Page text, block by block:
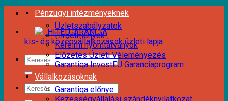
HITELGARANCIA
kis- és középvállalkozások üzleti lapja
Pénzügyi intézményeknek
Üzletszabályzatok
Hirdetmények
Kérelmi nyomtatványok
Előzetes Üzleti Véleményezés
Garantiqa InvestEU Garanciaprogram
Vállalkozásoknak
Garantiqa előnye